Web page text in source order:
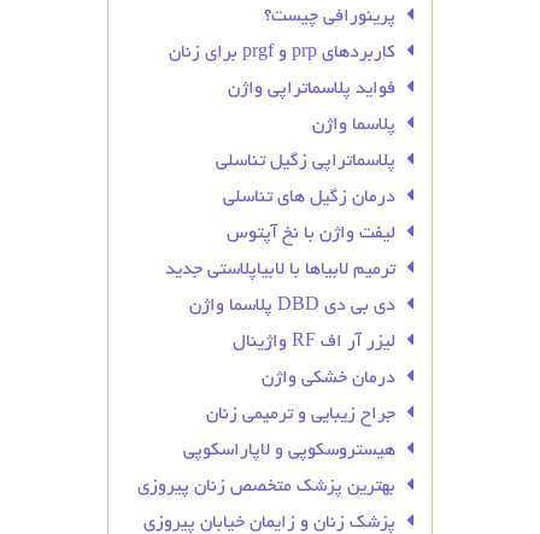
پرینورافی چیست؟
کاربردهای prp و prgf برای زنان
فواید پلاسماتراپی واژن
پلاسما واژن
پلاسماتراپی زگیل تناسلی
درمان زگیل‌ های تناسلی
لیفت واژن با نخ آپتوس
ترمیم لابیاها با لابیاپلاستی جدید
دی بی دی DBD پلاسما واژن
لیزر آر اف RF واژینال
درمان خشکی واژن
جراح زیبایی و ترمیمی زنان
هیستروسکوپی و لاپاراسکوپی
بهترین پزشک متخصص زنان پیروزی
پزشک زنان و زایمان خیابان پیروزی